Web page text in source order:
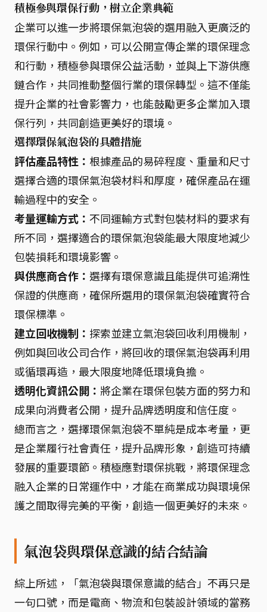
積極參與環保行動，樹立企業典範
企業可以進一步將環保氣泡袋的選用融入更廣泛的
環保行動中。例如，可以公開宣傳企業的環保理念
和行動，積極參與環保公益活動，並與上下游供應
鏈合作，共同推動整個行業的環保轉型。這不僅能
提升企業的社會影響力，也能鼓勵更多企業加入環
保行列，共同創造更美好的環境。
選擇環保氣泡袋的具體措施
評估產品特性： 根據產品的易碎程度、重量和尺寸
選擇合適的環保氣泡袋材料和厚度，確保產品在運
輸過程中的安全。
考量運輸方式： 不同運輸方式對包裝材料的要求有
所不同，選擇適合的環保氣泡袋能最大限度地減少
包裝損耗和環境影響。
與供應商合作： 選擇有環保意識且能提供可追溯性
保證的供應商，確保所選用的環保氣泡袋確實符合
環保標準。
建立回收機制： 探索並建立氣泡袋回收利用機制，
例如與回收公司合作，將回收的環保氣泡袋再利用
或循環再造，最大限度地降低環境負擔。
透明化資訊公開： 將企業在環保包裝方面的努力和
成果向消費者公開，提升品牌透明度和信任度。
總而言之，選擇環保氣泡袋不單純是成本考量，更
是企業履行社會責任，提升品牌形象，創造可持續
發展的重要環節。積極應對環保挑戰，將環保理念
融入企業的日常運作中，才能在商業成功與環境保
護之間取得完美的平衡，創造一個更美好的未來。
氣泡袋與環保意識的結合結論
綜上所述，「氣泡袋與環保意識的結合」不再只是
一句口號，而是電商、物流和包裝設計領域的當務